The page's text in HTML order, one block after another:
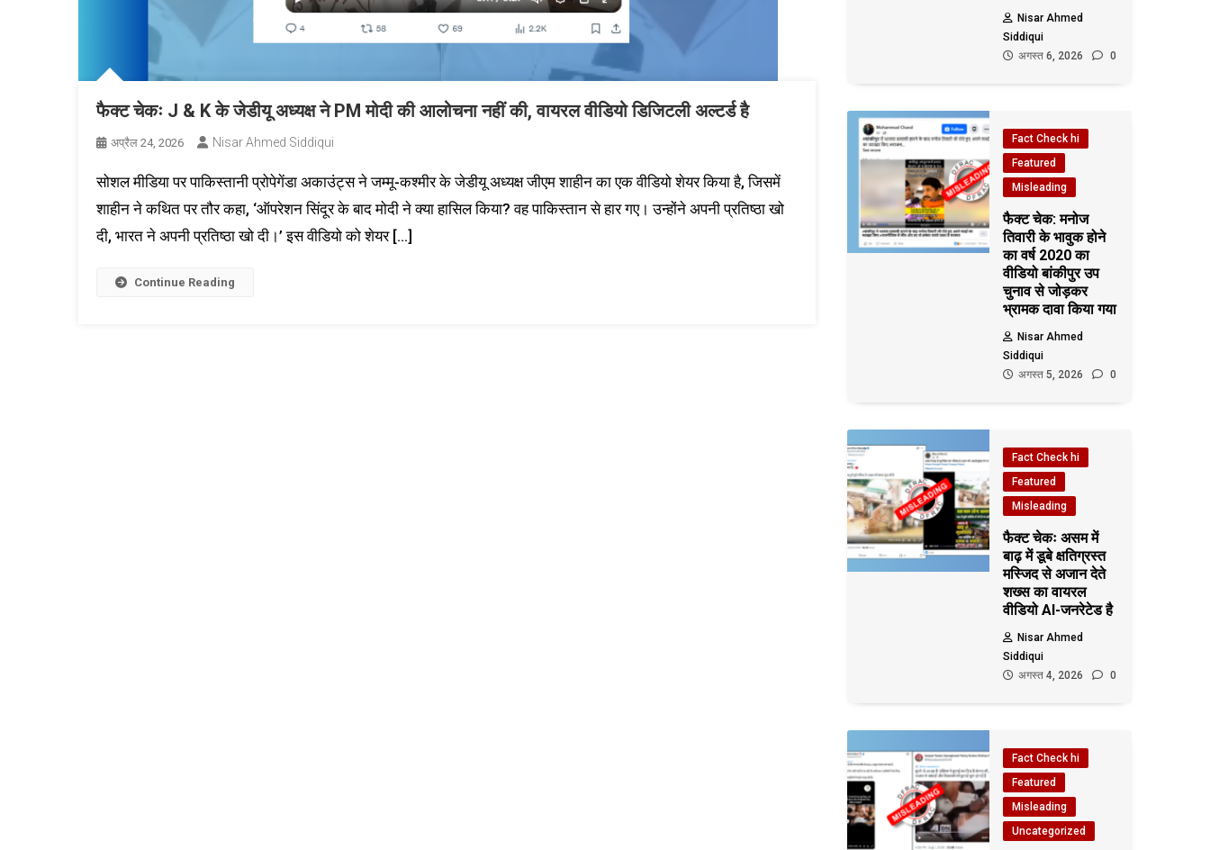
फैक्ट चेकः J & K के जेडीयू अध्यक्ष ने PM मोदी की आलोचना नहीं की, वायरल वीडियो डिजिटली अल्टर्ड है
अप्रैल 24, 2026 Nisar Ahmed Siddiqui
सोशल मीडिया पर पाकिस्तानी प्रोपेगेंडा अकाउंट्स ने जम्मू-कश्मीर के जेडीयू अध्यक्ष जीएम शाहीन का एक वीडियो शेयर किया है, जिसमें
शाहीन ने कथित पर तौर कहा, ‘ऑपरेशन सिंदूर के बाद मोदी ने क्या हासिल किया? वह पाकिस्तान से हार गए। उन्होंने अपनी प्रतिष्ठा खो
दी, भारत ने अपनी प्रतिष्ठा खो दी।’ इस वीडियो को शेयर […]
Continue Reading
Nisar Ahmed
Siddiqui
अगस्त 6, 2026
0
Fact Check hi
Featured
Misleading
फैक्ट चेक: मनोज
तिवारी के भावुक होने
का वर्ष 2020 का
वीडियो बांकीपुर उप
चुनाव से जोड़कर
भ्रामक दावा किया गया
Nisar Ahmed
Siddiqui
अगस्त 5, 2026
0
Fact Check hi
Featured
Misleading
फैक्ट चेकः असम में
बाढ़ में डूबे क्षतिग्रस्त
मस्जिद से अजान देते
शख्स का वायरल
वीडियो AI-जनरेटेड है
Nisar Ahmed
Siddiqui
अगस्त 4, 2026
0
Fact Check hi
Featured
Misleading
Uncategorized